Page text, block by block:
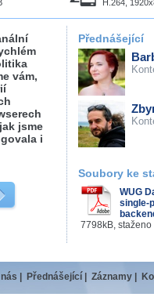
H.264,
vám,
jsme
i
Přednášející
Soubory ke
WUG
single-
7798kB, staženo
Přednášející Záznamy